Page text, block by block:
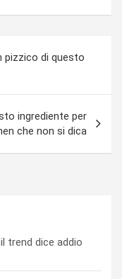
pizzico di questo
ingrediente per
che non si dica
trend dice addio